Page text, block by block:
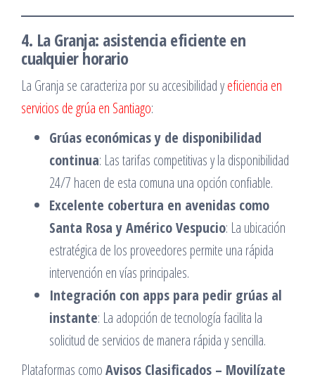
4. La Granja: asistencia eficiente en
cualquier horario
La Granja se caracteriza por su accesibilidad yeficiencia en
servicios de grúa en Santiago:​
Grúas económicas y de disponibilidad
continua: Las tarifas competitivas y la disponibilidad
24/7 hacen de esta comuna una opción confiable.​
Excelente cobertura en avenidas como
Santa Rosa y Américo Vespucio: La ubicación
estratégica de los proveedores permite una rápida
intervención en vías principales.​
Integración con apps para pedir grúas al
instante: La adopción de tecnología facilita la
solicitud de servicios de manera rápida y sencilla.​
Plataformas comoAvisos Clasificados – Movilízate